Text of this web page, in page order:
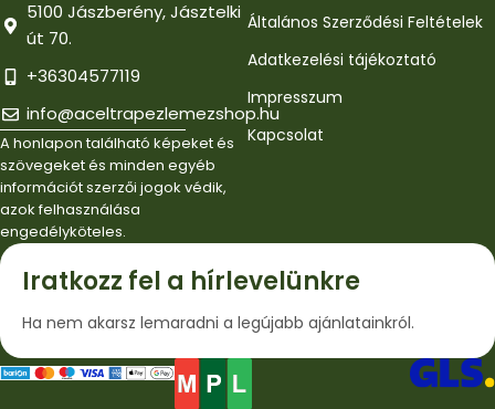
5100 Jászberény, Jásztelki
út 70.
+36304577119
info@aceltrapezlemezshop.hu
A honlapon található képeket és
szövegeket és minden egyéb
információt szerzői jogok védik,
azok felhasználása
engedélyköteles.
Általános Szerződési Feltételek
Adatkezelési tájékoztató
Impresszum
Kapcsolat
Iratkozz fel a hírlevelünkre
Ha nem akarsz lemaradni a legújabb ajánlatainkról.